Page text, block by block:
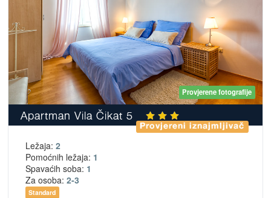
Provjerene fotografije
Apartman Vila Čikat 5
Provjereni iznajmljivač
Ležaja: 2
Pomoćnih ležaja: 1
Spavaćih soba: 1
Za osoba: 2-3
Standard